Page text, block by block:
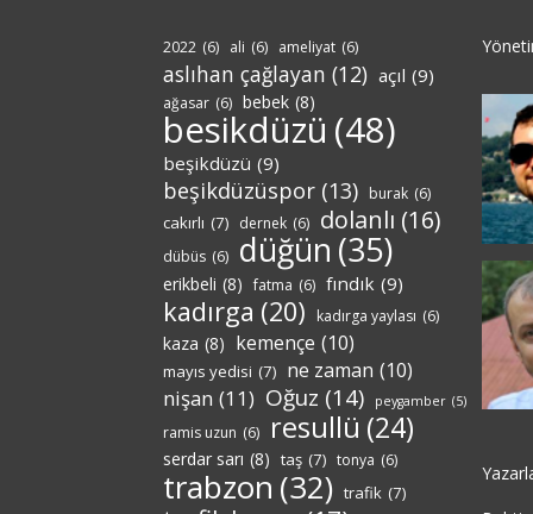
2022 (6) ali (6) ameliyat (6)
aslıhan çağlayan (12) açıl (9)
ağasar (6) bebek (8)
besikdüzü (48)
beşikdüzü (9)
beşikdüzüspor (13) burak (6)
cakırlı (7) dernek (6) dolanlı (16)
dübüs (6) düğün (35)
erikbeli (8) fatma (6) fındık (9)
kadırga (20) kadırga yaylası (6)
kaza (8) kemençe (10)
mayıs yedisi (7) ne zaman (10)
nişan (11) Oğuz (14) peygamber (5)
ramis uzun (6) resullü (24)
serdar sarı (8) taş (7) tonya (6)
trabzon (32) trafik (7)